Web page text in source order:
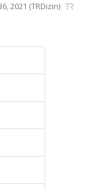
2021 (TRDizin)